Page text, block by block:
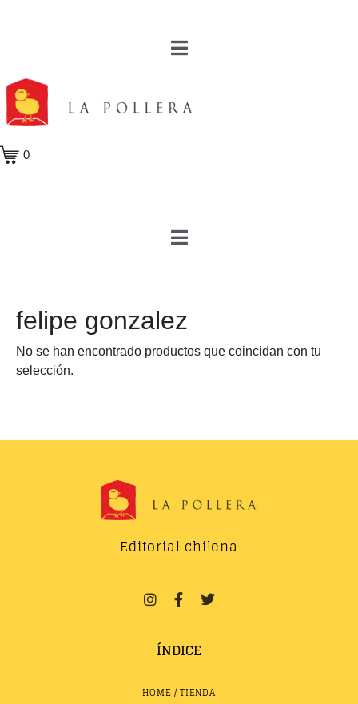
0
felipe gonzalez
No se han encontrado productos que coincidan con tu
selección.
Editorial chilena
ÍNDICE
HOME / TIENDA